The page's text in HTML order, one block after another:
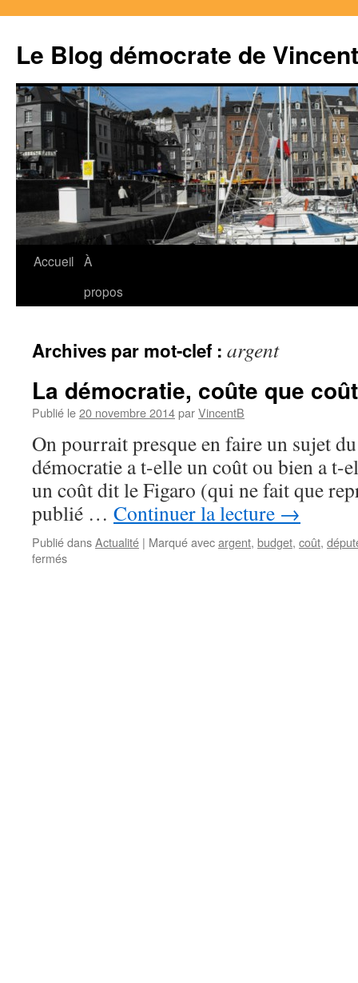
Le Blog démocrate de
Aller
Accueil À
propos
Archives par mot-clef : argent
La démocratie, coûte que
Publié le20 novembre 2014parVincentB
On pourrait presque en faire un sujet
démocratie a t-elle un coût ou bien a t-
un coût dit le Figaro (qui ne fait que
publié … Continuer la lecture →
Publié dansActualité | Marqué avecargent, budget, coût,
fermés